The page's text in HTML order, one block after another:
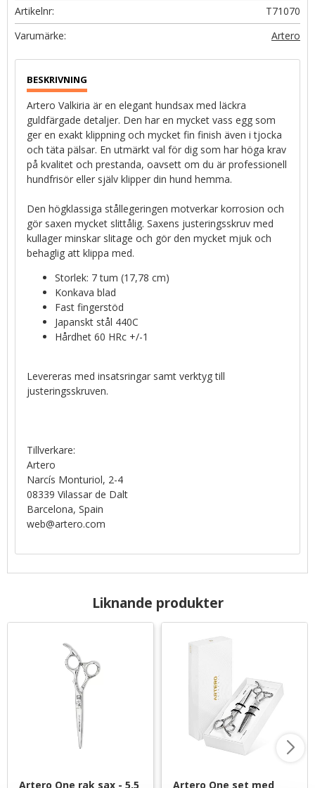
Artikelnr
T71070
Artero
Artero Valkiria är en elegant hundsax med läckra
guldfärgade detaljer. Den har en mycket vass egg som
ger en exakt klippning och mycket fin finish även i tjocka
och täta pälsar. En utmärkt val för dig som har höga krav
på kvalitet och prestanda, oavsett om du är professionell
hundfrisör eller själv klipper din hund hemma.
Den högklassiga stållegeringen motverkar korrosion och
gör saxen mycket slittålig. Saxens justeringsskruv med
kullager minskar slitage och gör den mycket mjuk och
behaglig att klippa med.
Storlek: 7 tum (17,78 cm)
Konkava blad
Fast fingerstöd
Japanskt stål 440C
Hårdhet 60 HRc +/-1
Levereras med insatsringar samt verktyg till
justeringsskruven.
Tillverkare:
Artero
Narcís Monturiol, 2-4
08339 Vilassar de Dalt
Barcelona, Spain
web@artero.com
Liknande produkter
Artero One rak sax - 5,5 Artero One set med